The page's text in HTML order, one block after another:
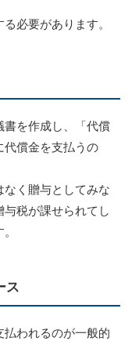
必要があります。
書を作成し、「代償
代償金を支払うの
く贈与としてみな
税が課せられてし
ス
われるのが一般的